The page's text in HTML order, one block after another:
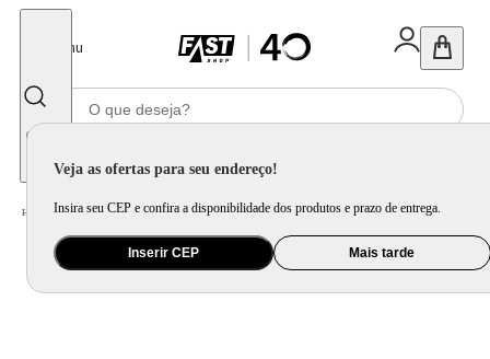
Menu
Veja as ofertas para seu endereço!
Insira seu CEP e confira a disponibilidade dos produtos e prazo de entrega.
Inserir CEP Mais tarde
Home Brinquedo e Colecionável / Boneca e Acessório